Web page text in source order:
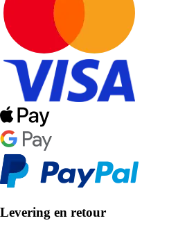
Levering en retour